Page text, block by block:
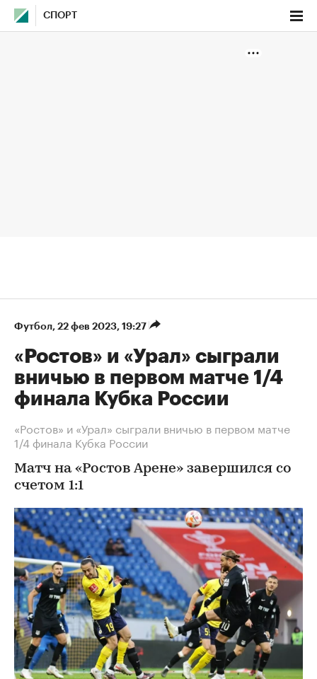
СПОРТ
Футбол⁠, 22 фев 2023, 19:27
«Ростов» и «Урал» сыграли
вничью в первом матче 1/4
финала Кубка России
«Ростов» и «Урал» сыграли вничью в первом матче
1/4 финала Кубка России
Матч на «Ростов Арене» завершился со
счетом 1:1